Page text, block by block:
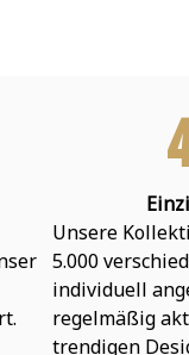
Unsere
5.000
individuell
regelmäßig
trendigen